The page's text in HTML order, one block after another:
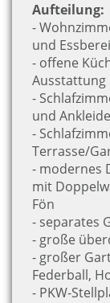
Aufteilung:
-
und
- offene
Ausstattung
-
und
-
Terrasse/
- modernes
mit
Fön
- separates
- große
- großer
Federball,
- PKW-